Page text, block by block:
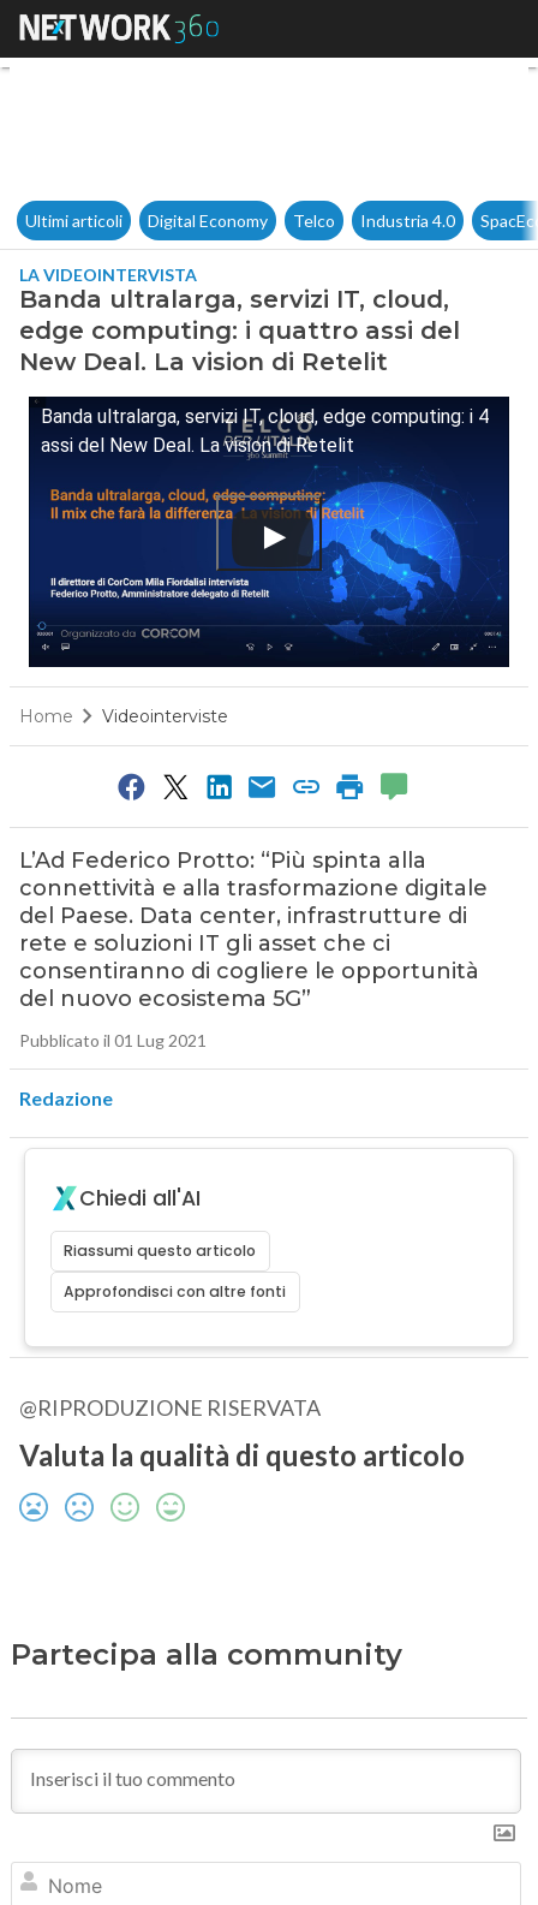
Banda ultralarga, servizi IT,
Ultimi articoli Digital Economy Telco Industria 4.0
LA VIDEOINTERVISTA
Banda ultralarga, servizi IT, cloud,
edge computing: i quattro assi del
New Deal. La vision di Retelit
Banda ultralarga, servizi IT, cloud, edge computing: i 4
assi del New Deal. La vision di Retelit
Home Videointerviste
L’Ad Federico Protto: “Più spinta alla
connettività e alla trasformazione digitale
del Paese. Data center, infrastrutture di
rete e soluzioni IT gli asset che ci
consentiranno di cogliere le opportunità
del nuovo ecosistema 5G”
Pubblicato il 01 Lug 2021
Redazione
Chiedi all'AI
Riassumi questo articolo
Approfondisci con altre fonti
@RIPRODUZIONE RISERVATA
Valuta la qualità di questo articolo
Partecipa alla community